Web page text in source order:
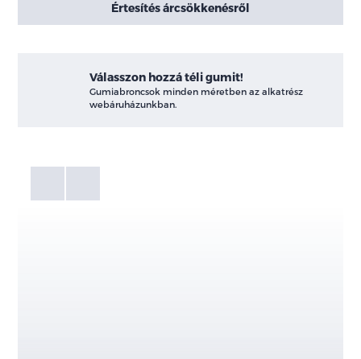
Értesítés árcsökkenésről
Válasszon hozzá téli gumit!
Gumiabroncsok minden méretben az alkatrész
webáruházunkban.
Galéria